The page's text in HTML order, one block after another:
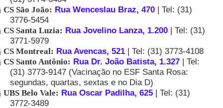
CS São João: Rua Wenceslau Braz, 470 | Tel: (31)
3776-5454
CS Santa Luzia: Rua Jovelino Lanza, 1.200 | Tel: (31)
3771-5979
CS Montreal: Rua Avencas, 521 | Tel: (31) 3773-4108
CS Santo Antônio: Rua Dr. João Batista, 1.327 | Tel:
(31) 3773-9147 (Vacinação no ESF Santa Rosa:
segundas, quartas, sextas e no Dia D)
UBS Belo Vale: Rua Oscar Padilha, 625 | Tel: (31)
3772-3489